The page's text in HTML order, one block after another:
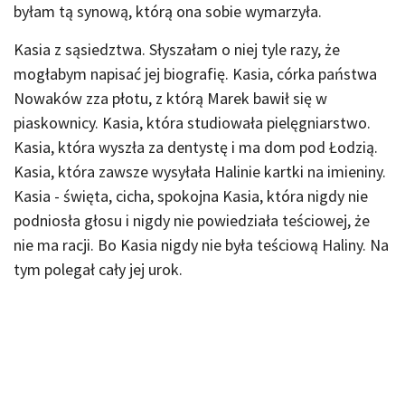
byłam tą synową, którą ona sobie wymarzyła.
Kasia z sąsiedztwa. Słyszałam o niej tyle razy, że
mogłabym napisać jej biografię. Kasia, córka państwa
Nowaków zza płotu, z którą Marek bawił się w
piaskownicy. Kasia, która studiowała pielęgniarstwo.
Kasia, która wyszła za dentystę i ma dom pod Łodzią.
Kasia, która zawsze wysyłała Halinie kartki na imieniny.
Kasia - święta, cicha, spokojna Kasia, która nigdy nie
podniosła głosu i nigdy nie powiedziała teściowej, że
nie ma racji. Bo Kasia nigdy nie była teściową Haliny. Na
tym polegał cały jej urok.